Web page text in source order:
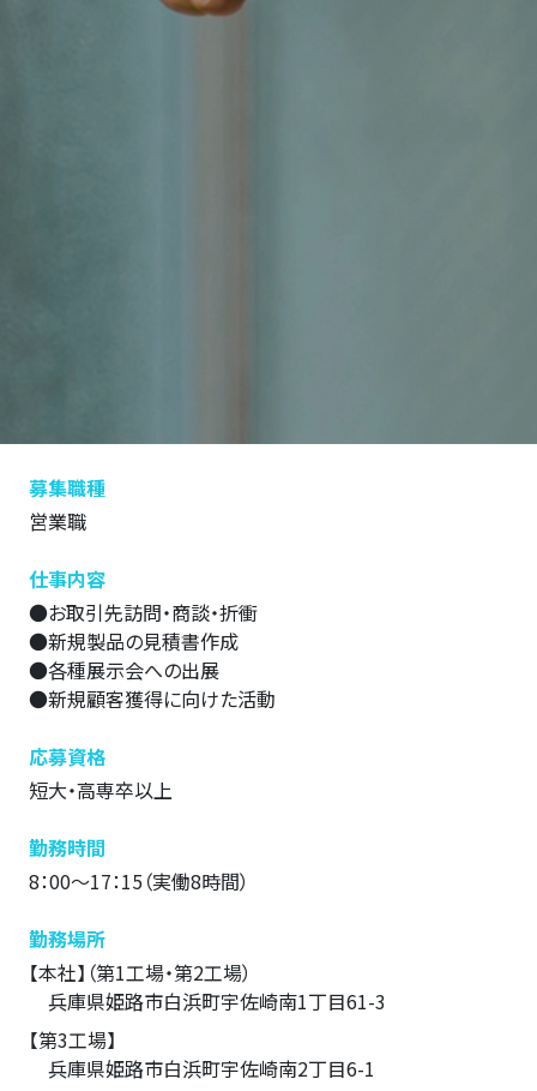
募集職種
営業職
仕事内容
●お取引先訪問・商談・折衝
●新規製品の見積書作成
●各種展示会への出展
●新規顧客獲得に向けた活動
応募資格
短大・高専卒以上
勤務時間
8：00～17：15（実働8時間）
勤務場所
【本社】（第1工場・第2工場）
兵庫県姫路市白浜町宇佐崎南1丁目61-3
【第3工場】
兵庫県姫路市白浜町宇佐崎南2丁目6-1